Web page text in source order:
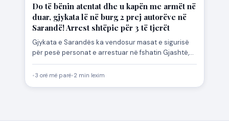
Do të bënin atentat dhe u kapën me armët në
duar, gjykata lë në burg 2 prej autorëve në
Sarandë! Arrest shtëpie për 3 të tjerët
Gjykata e Sarandës ka vendosur masat e sigurisë
për pesë personat e arrestuar në fshatin Gjashtë,
të cilët…
•3 orë më parë•2 min lexim